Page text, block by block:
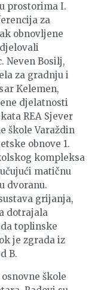
prostorima I.
za
obnovljene
Neven Bosilj,
za gradnju i
Kelemen,
djelatnosti
REA Sjever
škole Varaždin
obnove 1.
kompleksa
matičnu
dvoranu.
grijanja,
dotrajala
toplinske
je zgrada iz
B.
škole